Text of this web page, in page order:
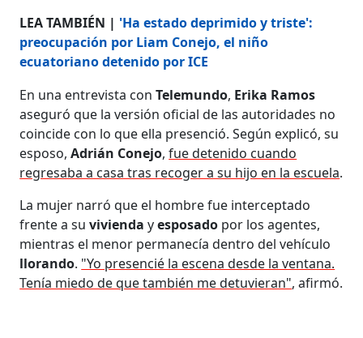
LEA TAMBIÉN | 'Ha estado deprimido y triste':
preocupación por Liam Conejo, el niño
ecuatoriano detenido por ICE
En una entrevista conTelemundo, Erika Ramos
aseguró que la versión oficial de las autoridades no
coincide con lo que ella presenció. Según explicó, su
esposo,Adrián Conejo,fue detenido cuando
regresaba a casa tras recoger a su hijo en la escuela.
La mujer narró que el hombre fue interceptado
frente a suvivienda yesposado por los agentes,
mientras el menor permanecía dentro del vehículo
llorando. "Yo presencié la escena desde la ventana.
Tenía miedo de que también me detuvieran", afirmó.